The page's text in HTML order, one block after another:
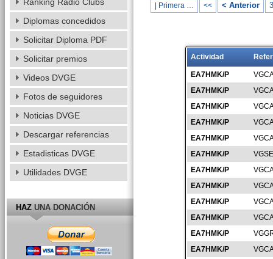
| Primera … << < Anterior
Actividad
EA7HMK/P
EA7HMK/P
EA7HMK/P
EA7HMK/P
EA7HMK/P
EA7HMK/P
EA7HMK/P
EA7HMK/P
EA7HMK/P
EA7HMK/P
EA7HMK/P
EA7HMK/P
Diplomas concedidos
Solicitar Diploma PDF
Solicitar premios
Videos DVGE
Fotos de seguidores
Noticias DVGE
Descargar referencias
Estadisticas DVGE
Utilidades DVGE
HAZUNA DONACIÓN